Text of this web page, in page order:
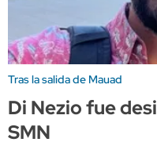
Tras la salida de Mauad
Di Nezio fue
SMN